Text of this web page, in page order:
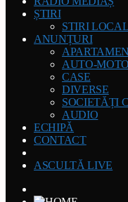
ȘTIRI
STIRI
ANUNȚURI
AUTO-MOTO
CASE
DIVERSE
SOCIETĂȚI
AUDIO
ECHIPĂ
CONTACT
ASCULTĂ LIVE